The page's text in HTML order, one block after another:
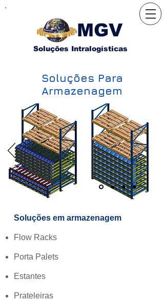
MGV
Soluções Intralogísticas
Soluções Para
Armazenagem
Soluções em armazenagem​
Flow Racks
Porta Palets
Estantes
Prateleiras